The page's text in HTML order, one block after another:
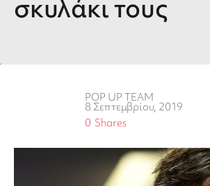
σκυλάκι τους
POP UP TEAM
8 Σεπτεμβρίου, 2019
Shares
0